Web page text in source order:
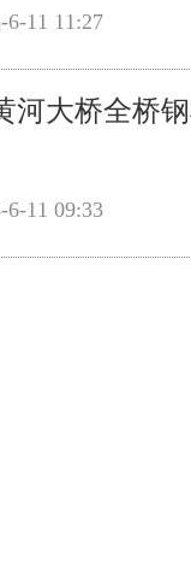
6-11 11:27
河大桥全桥
6-11 09:33